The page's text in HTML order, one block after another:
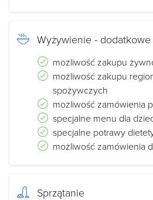
Wyżywienie -
możliwość zakupu
możliwość zakupu
spożywczych
możliwość zamówienia
specjalne menu dla
specjalne potrawy
możliwość zamówienia
Sprzątanie